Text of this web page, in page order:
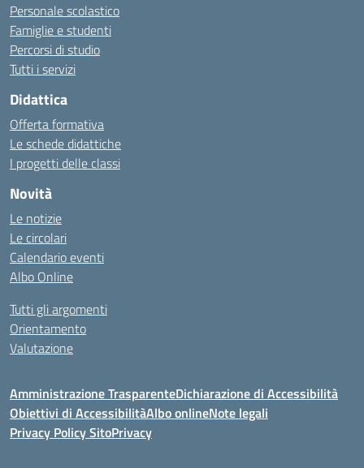
Personale scolastico
Famiglie e studenti
Percorsi di studio
Tutti i servizi
Didattica
Offerta formativa
Le schede didattiche
I progetti delle classi
Novità
Le notizie
Le circolari
Calendario eventi
Albo Online
Tutti gli argomenti
Orientamento
Valutazione
Amministrazione TrasparenteDichiarazione di Accessibilità
Obiettivi di AccessibilitàAlbo onlineNote legali
Privacy Policy SitoPrivacy